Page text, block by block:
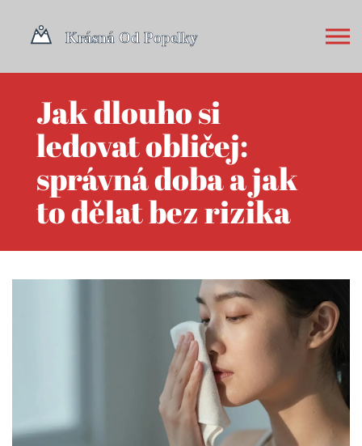
Jak dlouho si
ledovat obličej:
správná doba a jak
to dělat bez rizika